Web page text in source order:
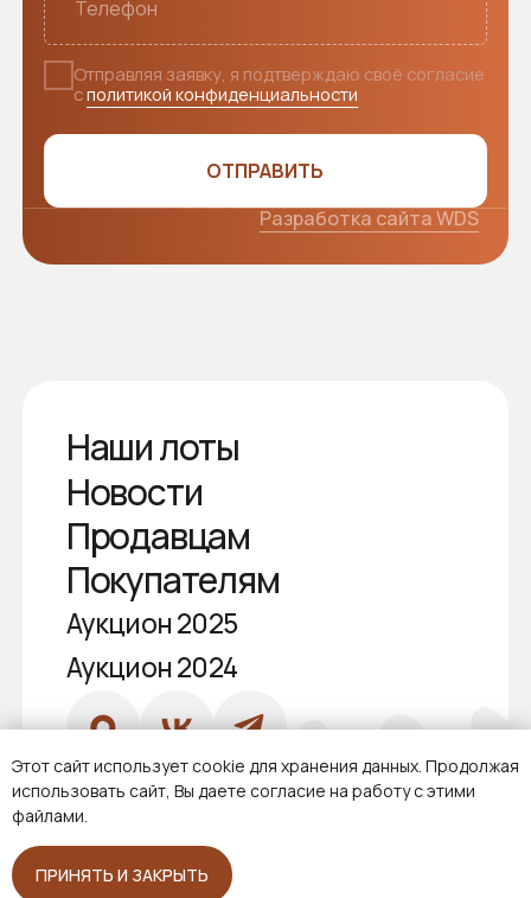
Этот сайт использует cookie для хранения данных. Продолжая
использовать сайт, Вы даете согласие на работу с этими
файлами.
ПРИНЯТЬ И ЗАКРЫТЬ